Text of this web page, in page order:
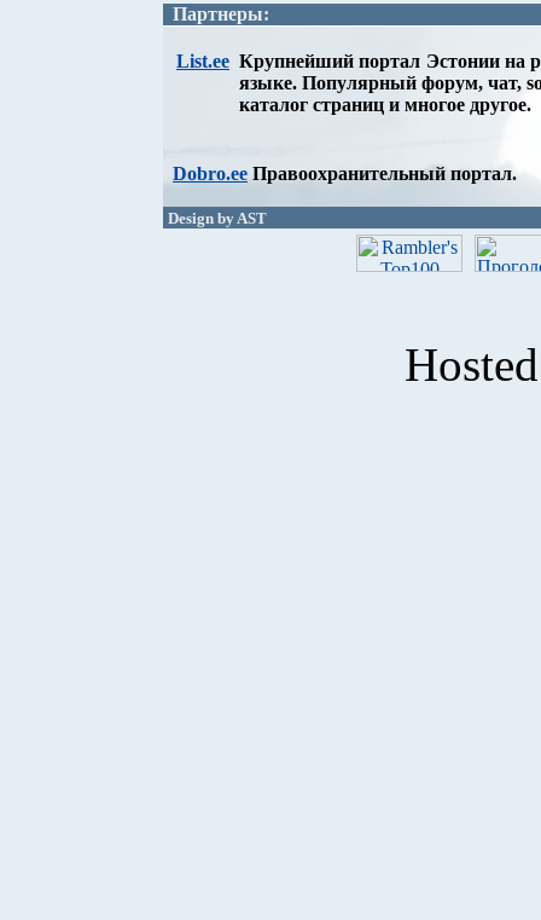
Партнеры:
List.ee Крупнейший портал Эстонии на
языке. Популярный форум, чат,
каталог страниц и многое другое.
Dobro.ee Правоохранительный портал.
Design by AST